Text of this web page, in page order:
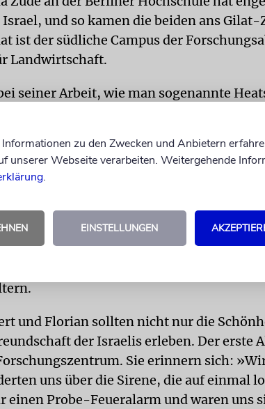
und so kamen die beiden ans
ist der südliche Campus der
Landwirtschaft.
seiner Arbeit, wie man sogenannte
Robert kümmert sich um die
an Olivenbäumen hinter dem
Experiment«, wie Roberts Chef
müssen hier richtig arbeiten und sich
Schon zum zweiten Mal sind deutsche
und Florian sollten nicht nur die
der Israelis erleben. Der erste
Sie erinnern sich:
uns über die Sirene, die auf einmal
einen Probe-Feueralarm und waren uns
zu den Zwecken und Anbietern
unserer Webseite verarbeiten. Weitergehende
.
EINSTELLUNGEN